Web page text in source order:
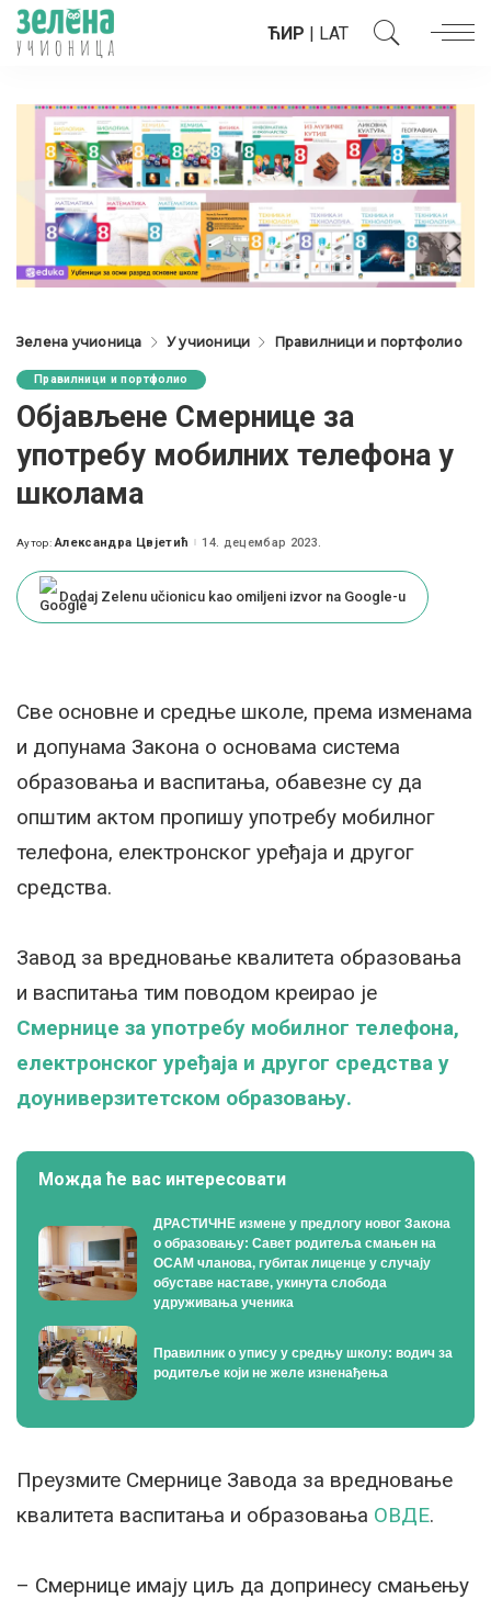
ЋИР | LAT
Зелена учионица У учионици Правилници и портфолио
Правилници и портфолио
Објављене Смернице за
употребу мобилних телефона у
школама
Posted
Аутор: Александра Цвјетић 14. децембар 2023.
Dodaj Zelenu učionicu kao omiljeni izvor na Google-u
Све основне и средње школе, према изменама
и допунама Закона о основама система
образовања и васпитања, обавезне су да
општим актом пропишу употребу мобилног
телефона, електронског уређаја и другог
средства.
Завод за вредновање квалитета образовања
и васпитања тим поводом креирао је
Смернице за употребу мобилног телефона,
електронског уређаја и другог средства у
доуниверзитетском образовању.
Можда ће вас интересовати
ДРАСТИЧНЕ измене у предлогу новог Закона
о образовању: Савет родитеља смањен на
ОСАМ чланова, губитак лиценце у случају
обуставе наставе, укинута слобода
удруживања ученика
Правилник о упису у средњу школу: водич за
родитеље који не желе изненађења
Преузмите Смернице Завода за вредновање
квалитета васпитања и образовања ОВДЕ.
– Смернице имају циљ да допринесу смањењу